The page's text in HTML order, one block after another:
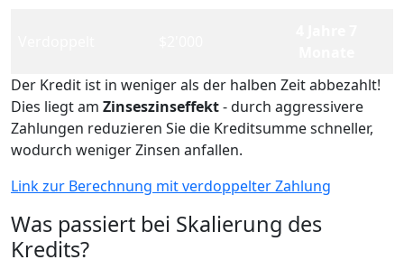
Der Kredit ist in weniger als der halben Zeit abbezahlt!
Dies liegt am Zinseszinseffekt- durch aggressivere
Zahlungen reduzieren Sie die Kreditsumme schneller,
wodurch weniger Zinsen anfallen.
Link zur Berechnung mit verdoppelter Zahlung
Was passiert bei Skalierung des
Kredits?